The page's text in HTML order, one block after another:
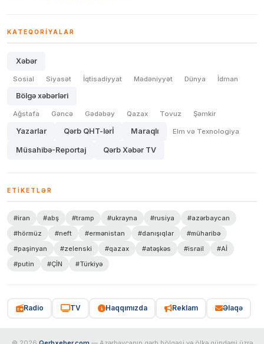
KATEQORIYALAR
Xəbər
Sosial Siyasət İqtisadiyyat Mədəniyyət Dünya İdman
Bölgə xəbərləri
Ağstafa Gəncə Gədəbəy Qazax Tovuz Şəmkir
Yazarlar Qərb QHT-lərİ Maraqlı Elm və Texnologiya
Müsahibə-Reportaj Qərb Xəbər TV
ETIKETLƏR
#iran #abş #tramp #ukrayna #rusiya
#azərbaycan
#hörmüz
#neft #ermənistan #danışıqlar
#müharibə
#paşinyan
#zelenski #qazax #atəşkəs #israil
#Aİ
#putin
#ÇİN #Türkiyə
Radio TV Haqqımızda Reklam Əlaqə